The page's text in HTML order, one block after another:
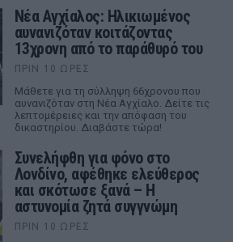
Νέα Αγχίαλος: Ηλικιωμένος
αυνανιζόταν κοιτάζοντας
13χρονη από το παράθυρό του
ΠΡΙΝ 10 ΏΡΕΣ
Μάθετε για τη σύλληψη 66χρονου που
αυνανιζόταν στη Νέα Αγχίαλο. Δείτε τις
λεπτομέρειες και την απόφαση του
δικαστηρίου. Διαβάστε τώρα!
Συνελήφθη για φόνο στο
Λονδίνο, αφέθηκε ελεύθερος
και σκότωσε ξανά – Η
αστυνομία ζητά συγγνώμη
ΠΡΙΝ 10 ΏΡΕΣ